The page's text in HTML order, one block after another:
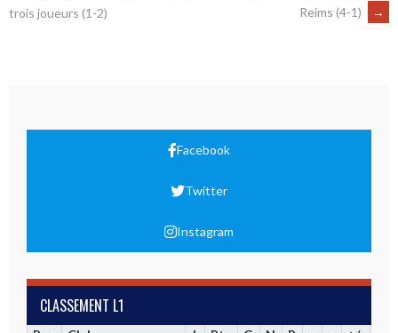
trois joueurs (1-2)
Reims (4-1)
→
Facebook
Twitter
Instagram
CLASSEMENT L1